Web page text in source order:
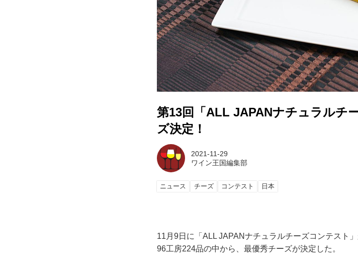
第13回「ALL JAPANナチュラルチ
ズ決定！
2021-11-29
ワイン王国編集部
ニュース チーズ コンテスト 日本
11月9日に「ALL JAPANナチュラルチーズコンテスト
96工房224品の中から、最優秀チーズが決定した。